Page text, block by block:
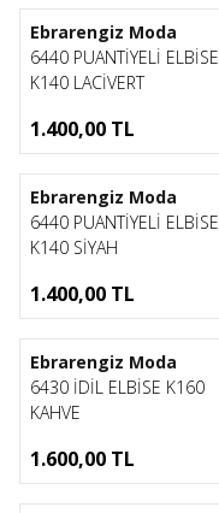
Ebrarengiz Moda
6440 PUANTİYELİ ELBİSE
K140 LACİVERT
1.400,00 TL
Ebrarengiz Moda
6440 PUANTİYELİ ELBİSE
K140 SİYAH
1.400,00 TL
Ebrarengiz Moda
6430 İDİL ELBİSE K160
KAHVE
1.600,00 TL